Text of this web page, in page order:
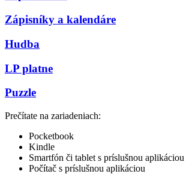
Zápisníky a kalendáre
Hudba
LP platne
Puzzle
Prečítate na zariadeniach:
Pocketbook
Kindle
Smartfón či tablet s príslušnou aplikáciou
Počítač s príslušnou aplikáciou